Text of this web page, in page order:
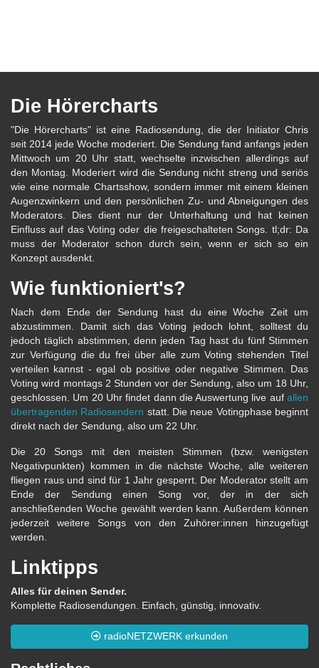
Die Hörercharts
"Die Hörercharts" ist eine Radiosendung, die der Initiator Chris
seit 2014 jede Woche moderiert. Die Sendung fand anfangs jeden
Mittwoch um 20 Uhr statt, wechselte inzwischen allerdings auf
den Montag. Moderiert wird die Sendung nicht streng und seriös
wie eine normale Chartsshow, sondern immer mit einem kleinen
Augenzwinkern und den persönlichen Zu- und Abneigungen des
Moderators. Dies dient nur der Unterhaltung und hat keinen
Einfluss auf das Voting oder die freigeschalteten Songs. tl;dr: Da
muss der Moderator schon durch sein, wenn er sich so ein
Konzept ausdenkt.
Wie funktioniert's?
Nach dem Ende der Sendung hast du eine Woche Zeit um
abzustimmen. Damit sich das Voting jedoch lohnt, solltest du
jedoch täglich abstimmen, denn jeden Tag hast du fünf Stimmen
zur Verfügung die du frei über alle zum Voting stehenden Titel
verteilen kannst - egal ob positive oder negative Stimmen. Das
Voting wird montags 2 Stunden vor der Sendung, also um 18 Uhr,
geschlossen. Um 20 Uhr findet dann die Auswertung live auf allen
übertragenden Radiosendern statt. Die neue Votingphase beginnt
direkt nach der Sendung, also um 22 Uhr.
Die 20 Songs mit den meisten Stimmen (bzw. wenigsten
Negativpunkten) kommen in die nächste Woche, alle weiteren
fliegen raus und sind für 1 Jahr gesperrt. Der Moderator stellt am
Ende der Sendung einen Song vor, der in der sich
anschließenden Woche gewählt werden kann. Außerdem können
jederzeit weitere Songs von den Zuhörer:innen hinzugefügt
werden.
Linktipps
Alles für deinen Sender.
Komplette Radiosendungen. Einfach, günstig, innovativ.
radioNETZWERK erkunden